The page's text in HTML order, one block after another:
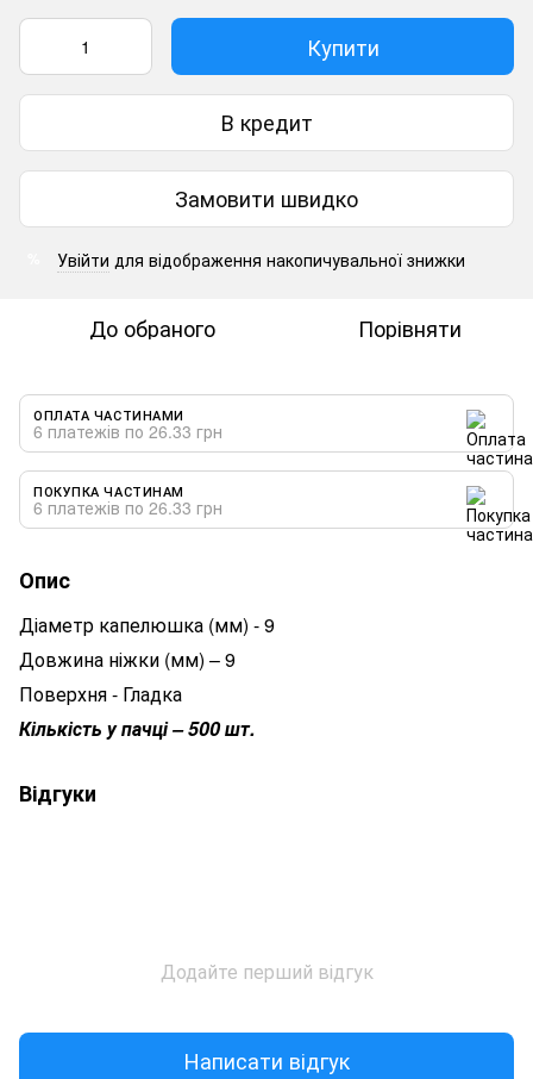
Купити
В кредит
Замовити швидко
Увійти для відображення накопичувальної знижки
До обраного Порівняти
ОПЛАТА ЧАСТИНАМИ
6 платежів по 26.33 грн
ПОКУПКА ЧАСТИНАМ
6 платежів по 26.33 грн
Опис
Діаметр капелюшка (мм) - 9
Довжина ніжки (мм) – 9
Поверхня - Гладка
Кількість у пачці – 500 шт.
Відгуки
Додайте перший відгук
Написати відгук